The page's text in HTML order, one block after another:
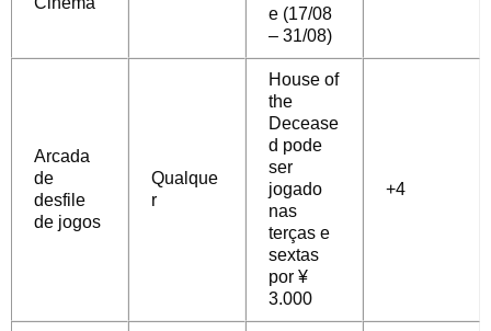
e (17/08
– 31/08)
Arcada
de
desfile
de jogos
Qualque
r
House of
the
Decease
d pode
ser
jogado
nas
terças e
sextas
por ¥
3.000
+4